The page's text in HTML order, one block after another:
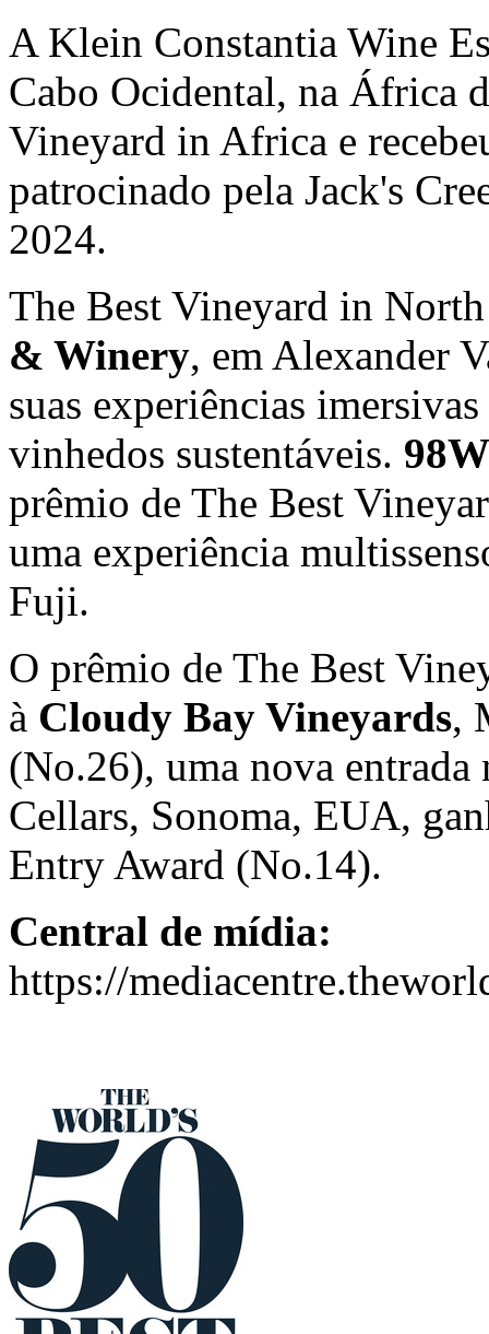
A Klein Constantia Wine
Cabo Ocidental, na África
Vineyard in Africa e
patrocinado pela Jack's
2024.
The Best Vineyard in
& Winery, em Alexander
suas experiências
vinhedos sustentáveis.
prêmio de The Best
uma experiência
Fuji.
O prêmio de The Best
à Cloudy Bay Vineyards,
(No.26), uma nova
Cellars, Sonoma, EUA,
Entry Award (No.14).
Central de mídia:
https://